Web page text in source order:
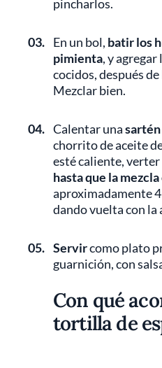
pincharlos.
03. En un bol, batir los
pimienta, y agregar
cocidos, después
Mezclar bien.
04. Calentar una
chorrito de aceite
esté caliente, verter
hasta que la
aproximadamente
dando vuelta con la
05. Servircomo plato
guarnición, con
Con qué
tortilla de